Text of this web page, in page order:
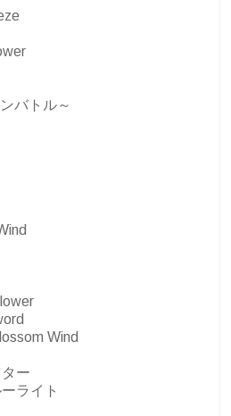
バトル～
Wind
ー
ライト